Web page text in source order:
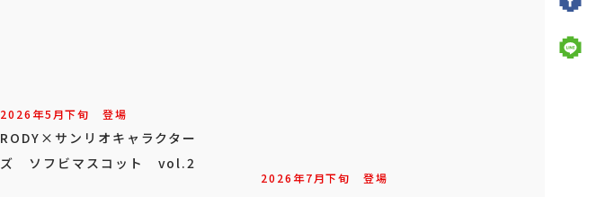
2026年5月下旬 登場
RODY×サンリオキャラクター
ズ ソフビマスコット vol.2
2026年7月下旬 登場